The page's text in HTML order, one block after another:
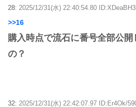
28: 2025/12/31(水) 22:40:54.80
>>16
購入時点で流石に番号全部公
の？
32: 2025/12/31(水) 22:42:07.97 ID:Er4Ok/